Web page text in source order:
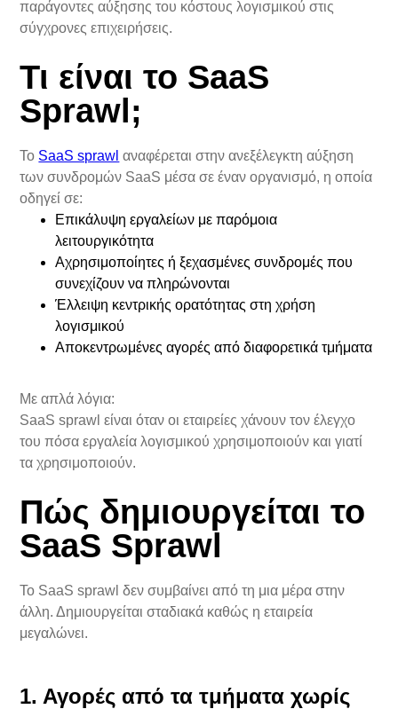
παράγοντες αύξησης του κόστους λογισμικού στις
σύγχρονες επιχειρήσεις.
Τι είναι το SaaS
Sprawl;
Το SaaS sprawl αναφέρεται στην ανεξέλεγκτη αύξηση
των συνδρομών SaaS μέσα σε έναν οργανισμό, η οποία
οδηγεί σε:
Επικάλυψη εργαλείων με παρόμοια
λειτουργικότητα
Αχρησιμοποίητες ή ξεχασμένες συνδρομές που
συνεχίζουν να πληρώνονται
Έλλειψη κεντρικής ορατότητας στη χρήση
λογισμικού
Αποκεντρωμένες αγορές από διαφορετικά τμήματα
Με απλά λόγια:
SaaS sprawl είναι όταν οι εταιρείες χάνουν τον έλεγχο
του πόσα εργαλεία λογισμικού χρησιμοποιούν και γιατί
τα χρησιμοποιούν.
Πώς δημιουργείται το
SaaS Sprawl
Το SaaS sprawl δεν συμβαίνει από τη μια μέρα στην
άλλη. Δημιουργείται σταδιακά καθώς η εταιρεία
μεγαλώνει.
1. Αγορές από τα τμήματα χωρίς